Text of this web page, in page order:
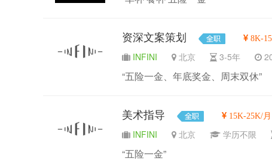
资深文案策划 8K-
INFINI 北京 3-5年
“五险一金、年底奖金、周末双休”
美术指导 15K-25K/月
INFINI 北京 学历不限
“五险一金”